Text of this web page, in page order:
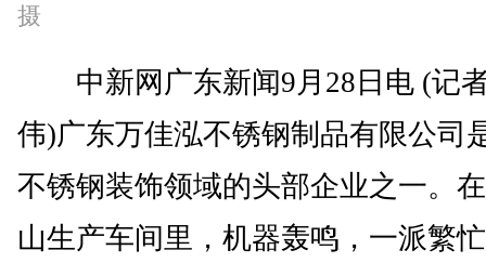
摄
中新网广东新闻9月28日电 (记
伟)广东万佳泓不锈钢制品有限公司
不锈钢装饰领域的头部企业之一。
山生产车间里，机器轰鸣，一派繁